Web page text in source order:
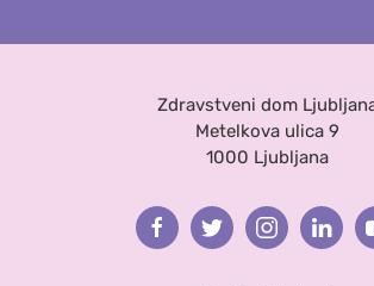
Zdravstveni dom
Metelkova ulica 9
1000 Ljubljana
FacebookTwitterInstagram